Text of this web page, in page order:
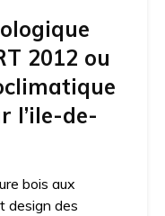
2012 ou
l’ile-de-
bois aux
design des